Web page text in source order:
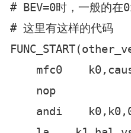
# BEV=0时，一般的在
# 这里有这样的代码
mfc0
    nop
andi